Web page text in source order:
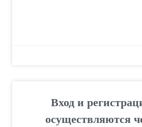
Вход и
осуществляются